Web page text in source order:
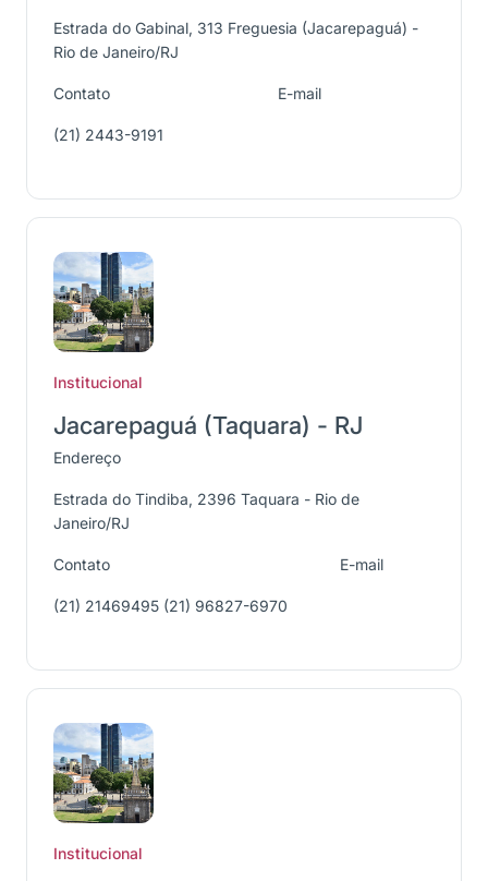
Estrada do Gabinal, 313 Freguesia (Jacarepaguá) -
Rio de Janeiro/RJ
Contato
(21) 2443-9191
E-mail
Institucional
Jacarepaguá (Taquara) - RJ
Endereço
Estrada do Tindiba, 2396 Taquara - Rio de
Janeiro/RJ
Contato
(21) 21469495 (21) 96827-6970
E-mail
Institucional